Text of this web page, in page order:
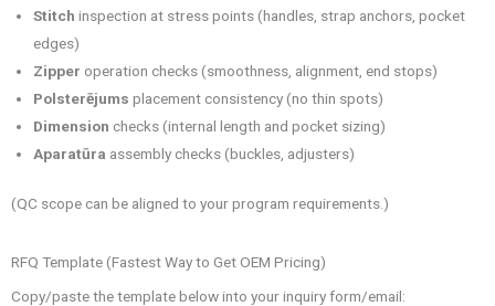
Stitch inspection at stress points (handles, strap anchors, pocket
edges)
Zipper operation checks (smoothness, alignment, end stops)
Polsterējums placement consistency (no thin spots)
Dimension checks (internal length and pocket sizing)
Aparatūra assembly checks (buckles, adjusters)
(QC scope can be aligned to your program requirements.)
RFQ Template (Fastest Way to Get OEM Pricing)
Copy/paste the template below into your inquiry form/email: